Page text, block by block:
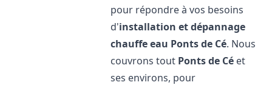
pour répondre à vos besoins
d'installation et dépannage
chauffe eau Ponts de Cé. Nous
couvrons tout Ponts de Cé et
ses environs, pour